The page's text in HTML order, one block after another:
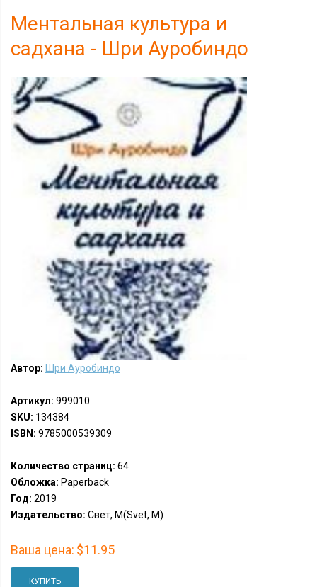
Ментальная культура и
садхана - Шри Ауробиндо
Автор: Шри Ауробиндо
Артикул: 999010
SKU: 134384
ISBN: 9785000539309
Количество страниц: 64
Обложка: Paperback
Год: 2019
Издательство: Свет, М(Svet, M)
Ваша цена: $11.95
КУПИТЬ